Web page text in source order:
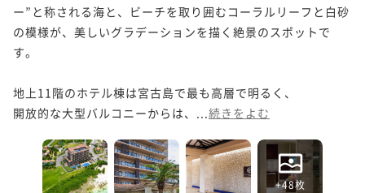
ー”と称される海と、ビーチを取り囲むコーラルリーフと白砂
の模様が、美しいグラデーションを描く絶景のスポットで
す。
地上11階のホテル棟は宮古島で最も高層で明るく、
開放的な大型バルコニーからは、... 続きをよむ
+48枚